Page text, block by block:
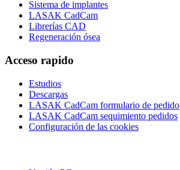
Sistema de implantes
LASAK CadCam
Librerías CAD
Regeneración ósea
Acceso rapido
Estudios
Descargas
LASAK CadCam formulario de pedido
LASAK CadCam sequimiento pedidos
Configuración de las cookies